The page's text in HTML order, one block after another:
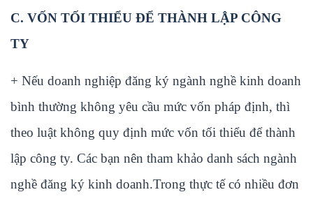
C. VỐN TỐI THIỂU ĐỂ THÀNH LẬP CÔNG
TY
+ Nếu doanh nghiệp đăng ký ngành nghề kinh doanh
bình thường không yêu cầu mức vốn pháp định, thì
theo luật không quy định mức vốn tối thiểu để thành
lập công ty. Các bạn nên tham khảo danh sách ngành
nghề đăng ký kinh doanh.Trong thực tế có nhiều đơn